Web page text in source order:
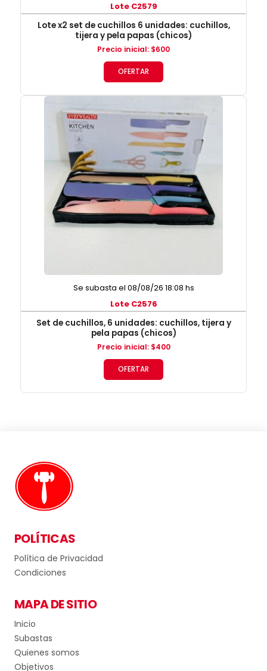
Lote C2579
Lote x2 set de cuchillos 6 unidades: cuchillos,
tijera y pela papas (chicos)
Precio inicial: $600
OFERTAR
Se subasta el 08/08/26 18:08 hs
Lote C2576
Set de cuchillos, 6 unidades: cuchillos, tijera y
pela papas (chicos)
Precio inicial: $400
OFERTAR
POLÍTICAS
Política de Privacidad
Condiciones
MAPA DE SITIO
Inicio
Subastas
Quienes somos
Objetivos